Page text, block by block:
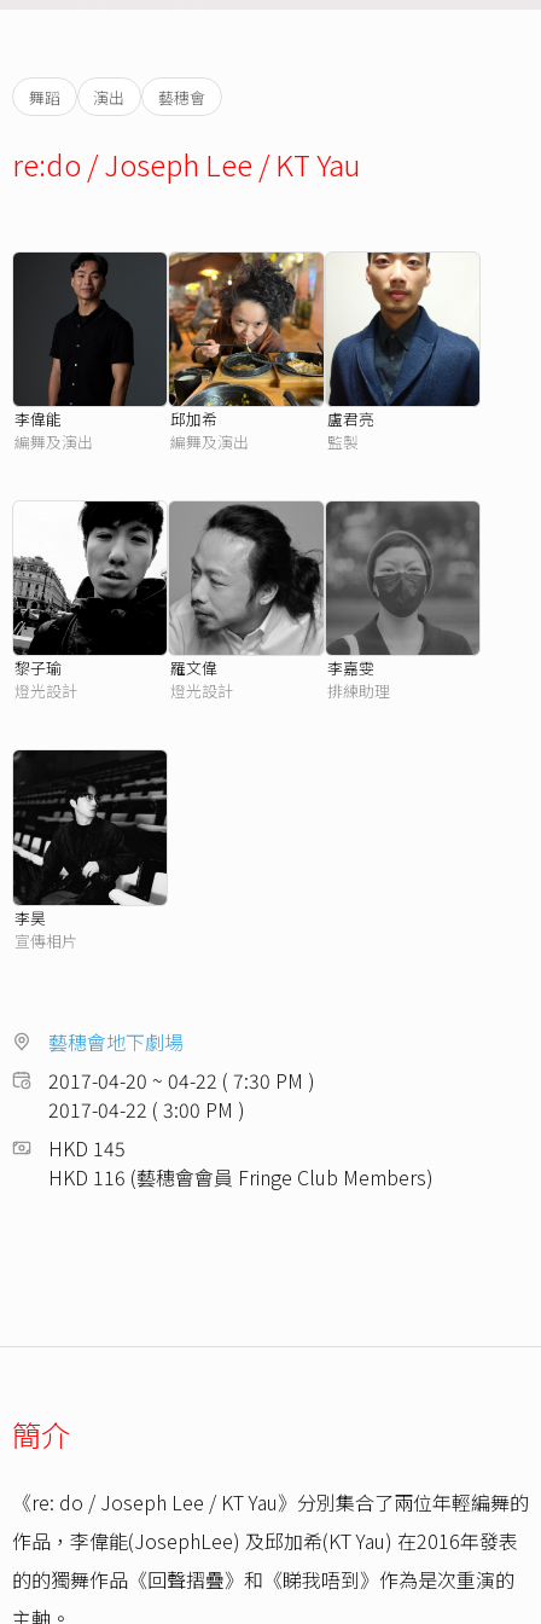
舞蹈 演出 藝穗會
re:do / Joseph Lee / KT Yau
李偉能
編舞及演出
邱加希
編舞及演出
盧君亮
監製
黎子瑜
燈光設計
羅文偉
燈光設計
李嘉雯
排練助理
李昊
宣傳相片
藝穗會地下劇場
2017-04-20 ~ 04-22 ( 7:30 PM )
2017-04-22 ( 3:00 PM )
HKD 145
HKD 116 (藝穗會會員 Fringe Club Members)
簡介
《re: do / Joseph Lee / KT Yau》分別集合了兩位年輕編舞的
作品，李偉能(JosephLee) 及邱加希(KT Yau) 在2016年發表
的的獨舞作品《回聲摺疊》和《睇我唔到》作為是次重演的